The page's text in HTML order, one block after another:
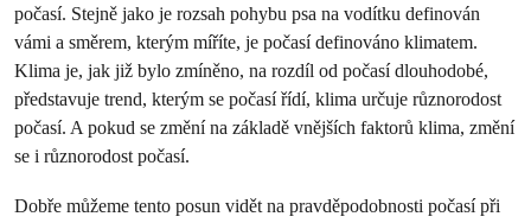
počasí. Stejně jako je rozsah pohybu psa na vodítku definován
vámi a směrem, kterým míříte, je počasí definováno klimatem.
Klima je, jak již bylo zmíněno, na rozdíl od počasí dlouhodobé,
představuje trend, kterým se počasí řídí, klima určuje různorodost
počasí. A pokud se změní na základě vnějších faktorů klima, změní
se i různorodost počasí.
Dobře můžeme tento posun vidět na pravděpodobnosti počasí při